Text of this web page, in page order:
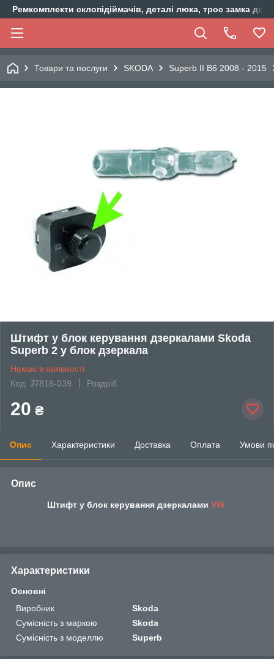
Ремкомплекти склопідіймачів, деталі люка, трос замка
Товари та послуги SKODA Superb II B6 2008 - 2015
Штифт у блок керування дзеркалами Skoda
Superb 2 у блок дзеркала
Немає в наявності
Код: J7818-039
Роздріб
20 ₴
Опис Характеристики Доставка Оплата Умови
Опис
Штифт у блок керування дзеркалами VW
Характеристики
Основні
Виробник
Skoda
Сумісність з маркою
Skoda
Сумісність з моделлю
Superb